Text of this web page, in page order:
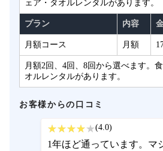
ェア・タオルレンタルがあります。
プラン 内容
月額コース 月額
月額2回、4回、8回から選べます。
オルレンタルがあります。
お客様からの口コミ
(4.0)
1年ほど通っています。マ